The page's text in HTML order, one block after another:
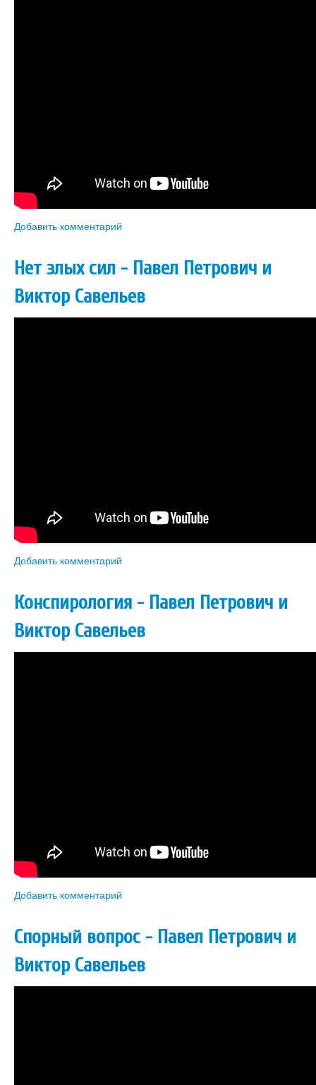
Добавить комментарий
Нет злых сил - Павел Петрович и
Виктор Савельев
Добавить комментарий
Конспирология - Павел Петрович и
Виктор Савельев
Добавить комментарий
Спорный вопрос - Павел Петрович и
Виктор Савельев